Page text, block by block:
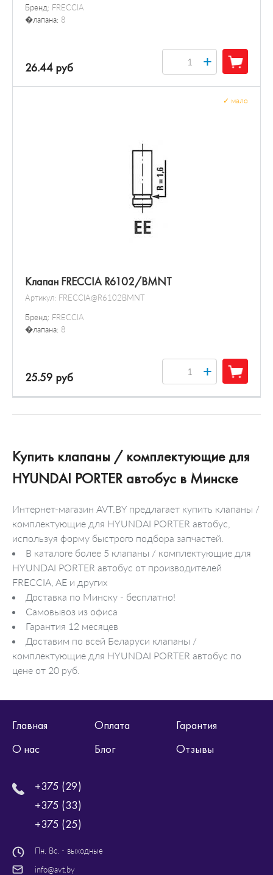
Бренд: FRECCIA
�лапана: 8
26.44 руб +
Клапан FRECCIA R6102/BMNT
Артикул: FRECCIA@R6102BMNT
Бренд: FRECCIA
�лапана: 8
мало
25.59 руб +
Купить клапаны / комплектующие для
HYUNDAI PORTER автобус в Минске
Интернет-магазин AVT.BY предлагает купить клапаны /
комплектующие для HYUNDAI PORTER автобус,
используя форму быстрого подбора запчастей.
В каталоге более 5 клапаны / комплектующие для
HYUNDAI PORTER автобус от производителей
FRECCIA, AE и других
Доставка по Минску - бесплатно!
Самовывоз из офиса
Гарантия 12 месяцев
Доставим по всей Беларуси клапаны /
комплектующие для HYUNDAI PORTER автобус по
цене от 20 руб.
Главная Оплата
Гарантия
О нас
Блог Отзывы
+375 (29)
+375 (33)
+375 (25)
Пн. Вс. - выходные
info@avt.by